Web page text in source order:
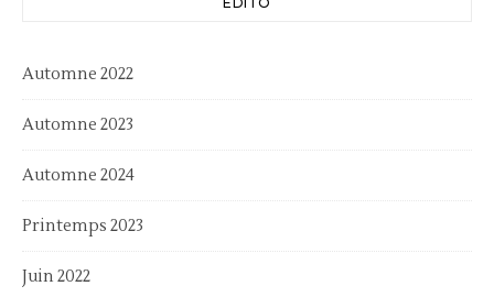
Automne 2022
Automne 2023
Automne 2024
Printemps 2023
Juin 2022